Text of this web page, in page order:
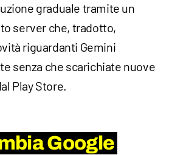
graduale tramite un
server che, tradotto,
riguardanti Gemini
senza che scarichiate nuove
Play Store.
Google